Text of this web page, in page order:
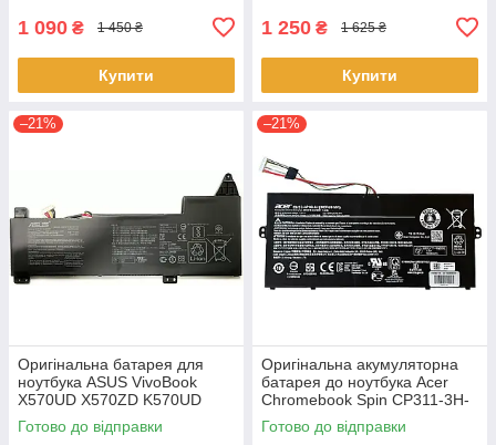
1 090 ₴ 1 450 ₴
Купити
1 250 ₴ 1 625 ₴
Купити
–21%
Оригінальна батарея для
ноутбука ASUS VivoBook
X570UD X570ZD K570UD
K570ZD R570UD R570ZD
F570UD - B31N1723
Готово до відправки
–21%
Оригінальна акумуляторна
батарея до ноутбука Acer
Chromebook Spin CP311-3H-
K2RJ CP311-2H-C679 CP513-
1HL CP513-1H - AP16L8J
Готово до відправки